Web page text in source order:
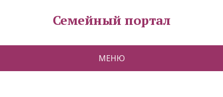
Семейный портал
МЕНЮ